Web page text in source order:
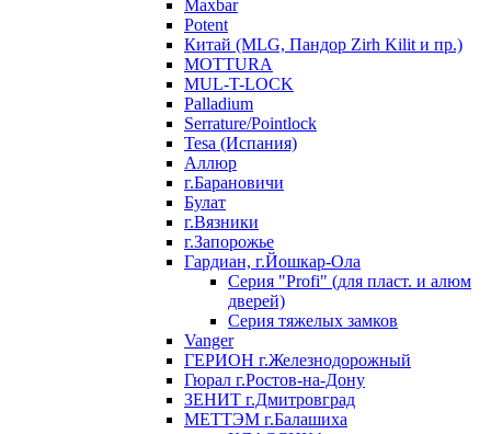
Maxbar
Potent
Китай (MLG, Пандор Zirh Kilit и пр.)
MOTTURA
MUL-T-LOCK
Palladium
Serrature/Pointlock
Tesa (Испания)
Аллюр
г.Барановичи
Булат
г.Вязники
г.Запорожье
Гардиан, г.Йошкар-Ола
Серия "Profi" (для пласт. и алюм
дверей)
Серия тяжелых замков
Vanger
ГЕРИОН г.Железнодорожный
Гюрал г.Ростов-на-Дону
ЗЕНИТ г.Дмитровград
МЕТТЭМ г.Балашиха